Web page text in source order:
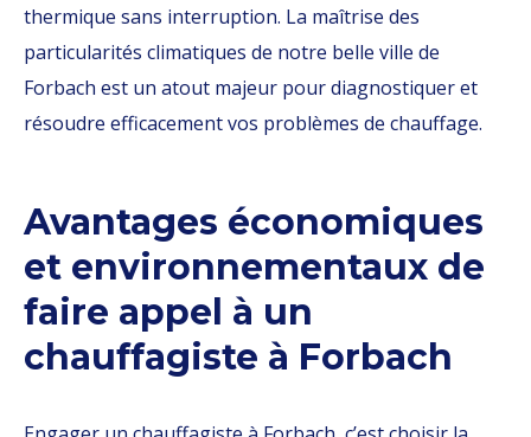
thermique sans interruption. La maîtrise des
particularités climatiques de notre belle ville de
Forbach est un atout majeur pour diagnostiquer et
résoudre efficacement vos problèmes de chauffage.
Avantages économiques
et environnementaux de
faire appel à un
chauffagiste à Forbach